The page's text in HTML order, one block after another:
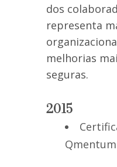
dos
representa
melhorias
seguras.
2015